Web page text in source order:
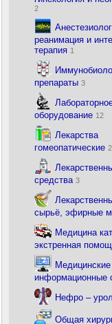
2
реанимация и
терапия 1
препараты 3
оборудование 12
Лекарства
гомеопатические
средства 3
сырьё, эфирные
Медицина
экстренная
Медицинские
информационные
Нефро –
Общая